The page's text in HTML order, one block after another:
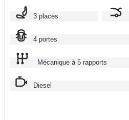
3 places
4 portes
Mécanique à 5 rapports
Diesel